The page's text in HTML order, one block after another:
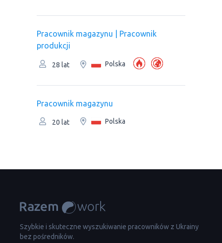
Рracownik magazynu | Pracownik
produkcji
28 lat Polska
Рracownik magazynu
20 lat Polska
Szybkie i skuteczne wyszukiwanie pracowników z Ukrainy
bez pośredników.